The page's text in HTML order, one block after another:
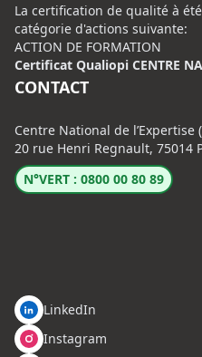
La certification de qualité à
catégorie d'actions suivante:
ACTION DE FORMATION
Certificat Qualiopi CENTRE
CONTACT
Centre National de l’Expertise
20 rue Henri Regnault, 75014
N°VERT : 0800 00 80 89
LinkedIn
Instagram